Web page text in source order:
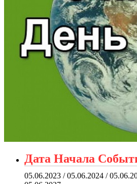
Дата Начала
05.06.2023 / 05.06.2024 /